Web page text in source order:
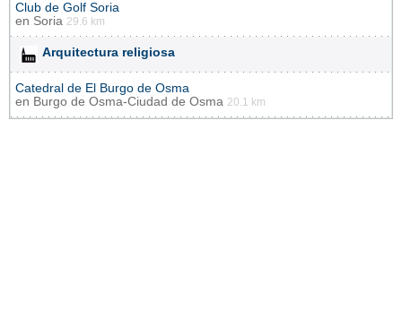
Club de Golf Soria
en Soria 29.6 km
Arquitectura religiosa
Catedral de El Burgo de Osma
en Burgo de Osma-Ciudad de Osma 20.1 km